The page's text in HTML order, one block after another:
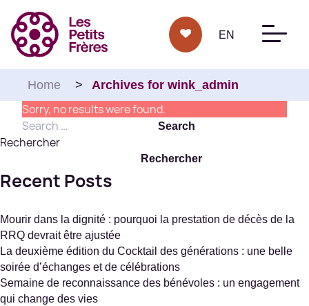
EN
Home > Archives for wink_admin
Sorry, no results were found.
Search for:
Search
Rechercher
Rechercher
Recent Posts
Mourir dans la dignité : pourquoi la prestation de décès de la
RRQ devrait être ajustée
La deuxième édition du Cocktail des générations : une belle
soirée d’échanges et de célébrations
Semaine de reconnaissance des bénévoles : un engagement
qui change des vies